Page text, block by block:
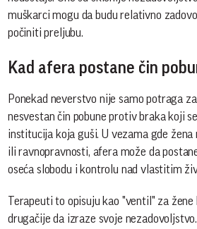
muškarci mogu da budu relativno
počiniti preljubu.
Kad afera postane čin
Ponekad neverstvo nije samo potraga
nesvestan čin pobune protiv braka koji
institucija koja guši. U vezama gde žena
ili ravnopravnosti, afera može da
oseća slobodu i kontrolu nad vlastitim
Terapeuti to opisuju kao "ventil" za
drugačije da izraze svoje